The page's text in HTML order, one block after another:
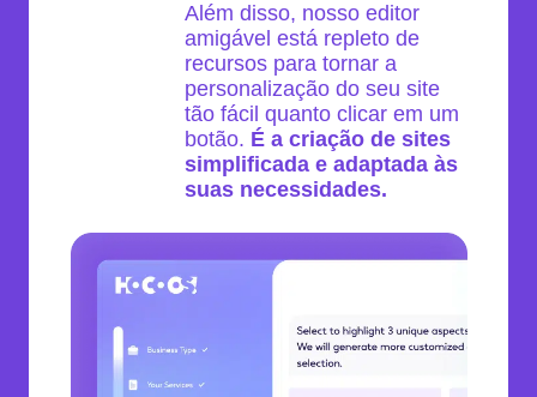
Além disso, nosso editor
amigável está repleto de
recursos para tornar a
personalização do seu site
tão fácil quanto clicar em um
botão. É a criação de sites
simplificada e adaptada às
suas necessidades.